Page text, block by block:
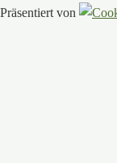
Präsentiert von